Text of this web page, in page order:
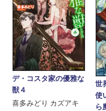
デ・コスタ家の優雅な
獣４
喜多みどり カズアキ
世
使
ら